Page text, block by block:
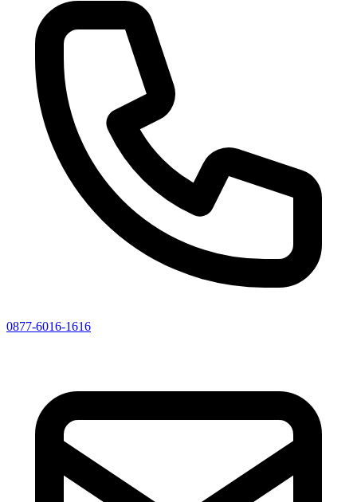
0877-6016-1616